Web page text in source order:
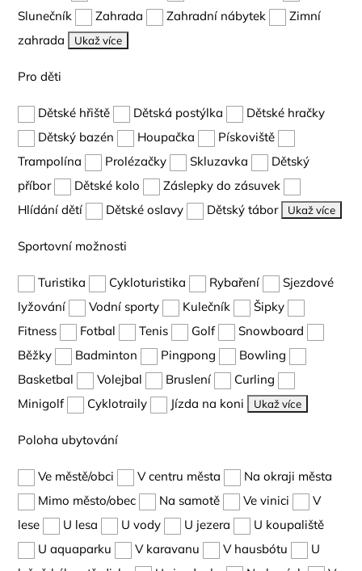
Slunečník
Zahrada Zahradní nábytek
Zimní
zahrada
Ukaž více
Pro děti
Dětské hřiště Dětská postýlka
Dětské hračky
Dětský bazén
Houpačka
Pískoviště
Trampolína
Prolézačky Skluzavka
Dětský
příbor
Dětské kolo
Záslepky do zásuvek
Hlídání dětí
Dětské oslavy Dětský tábor Ukaž více
Sportovní možnosti
Turistika Cykloturistika Rybaření
Sjezdové
lyžování
Vodní sporty Kulečník
Šipky
Fitness
Fotbal Tenis Golf
Snowboard
Běžky
Badminton Pingpong
Bowling
Basketbal
Volejbal Bruslení
Curling
Minigolf
Cyklotraily Jízda na koni Ukaž více
Poloha ubytování
Ve městě/obci V centru města
Na okraji města
Mimo město/obec
Na samotě Ve vinici
V
lese
U lesa U vody U jezera
U koupaliště
U aquaparku
V karavanu V hausbótu
U